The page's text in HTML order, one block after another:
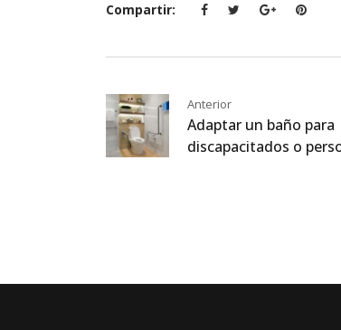
Compartir:
Anterior
Adaptar un baño para
discapacitados o